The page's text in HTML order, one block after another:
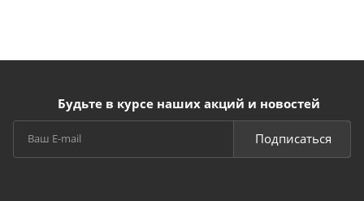
Будьте в курсе наших акций и новостей
Подписаться